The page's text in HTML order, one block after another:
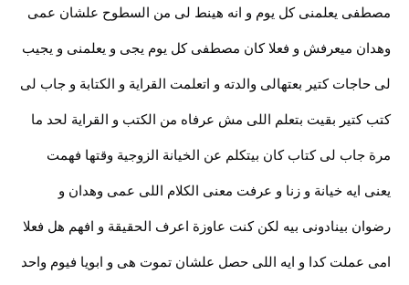
مصطفى يعلمنى كل يوم و انه هينط لى من السطوح علشان عمى
وهدان ميعرفش و فعلا كان مصطفى كل يوم يجى و يعلمنى و يجيب
لى حاجات كتير بعتهالى والدته و اتعلمت القراية و الكتابة و جاب لى
كتب كتير بقيت بتعلم اللى مش عرفاه من الكتب و القراية لحد ما
مرة جاب لى كتاب كان بيتكلم عن الخيانة الزوجية وقتها فهمت
يعنى ايه خيانة و زنا و عرفت معنى الكلام اللى عمى وهدان و
رضوان بينادونى بيه لكن كنت عاوزة اعرف الحقيقة و افهم هل فعلا
امى عملت كدا و ايه اللى حصل علشان تموت هى و ابويا فيوم واحد